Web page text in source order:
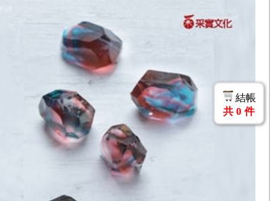
結帳
共 0 件